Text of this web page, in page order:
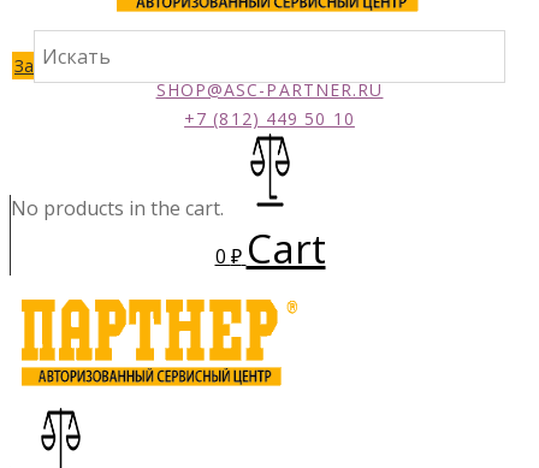
Заказать звонок
SHOP@ASC-PARTNER.RU
+7 (812) 449 50 10
No products in the cart.
0 ₽ Cart